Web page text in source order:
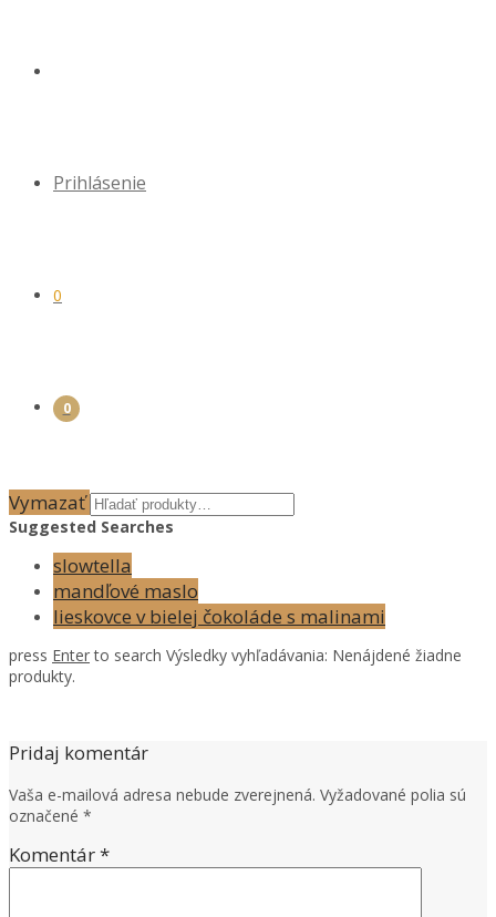
Prihlásenie
0
0
Vymazať
Suggested Searches
slowtella
mandľové maslo
lieskovce v bielej čokoláde s malinami
press Enterto search Výsledky vyhľadávania: Nenájdené žiadne
produkty.
Pridaj komentár
Vaša e-mailová adresa nebude zverejnená. Vyžadované polia sú
označené *
Komentár*